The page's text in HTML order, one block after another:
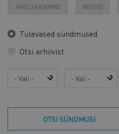
JÄRELVAATAMINE MESSID
Tulevased sündmused
Otsi arhiivist
Aasta Kuu
OTSI SÜNDMUSI